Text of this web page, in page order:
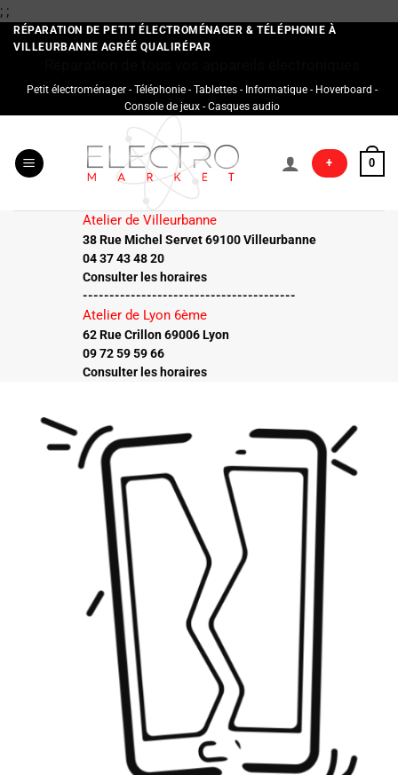
; ;Passer
au
contenu
RÉPARATION DE PETIT ÉLECTROMÉNAGER & TÉLÉPHONIE À
VILLEURBANNE AGRÉÉ QUALIRÉPAR
Petit électroménager - Téléphonie - Tablettes - Informatique - Hoverboard -
Console de jeux - Casques audio
+ 0
Atelier de Villeurbanne
38 Rue Michel Servet 69100 Villeurbanne
04 37 43 48 20
Consulter les horaires
----------------------------------------
Atelier de Lyon 6ème
62 Rue Crillon 69006 Lyon
09 72 59 59 66
Consulter les horaires